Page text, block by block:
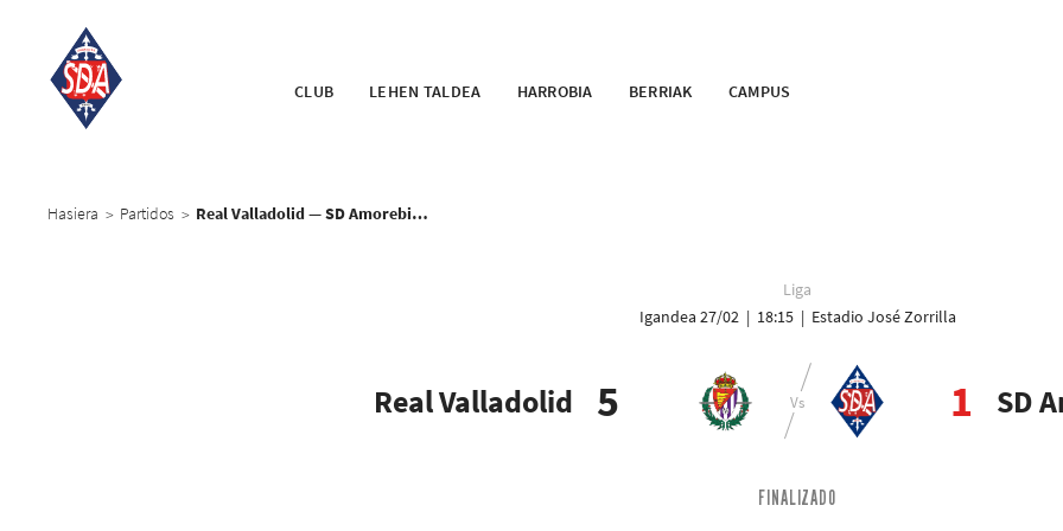
CLUB LEHEN TALDEA HARROBIA BERRIAK CAMPUS
Hasiera > Partidos > Real Valladolid — SD Amorebieta
Liga
Igandea 27/02 | 18:15 | Estadio José Zorrilla
SD
1
Real Valladolid 5
FINALIZADO